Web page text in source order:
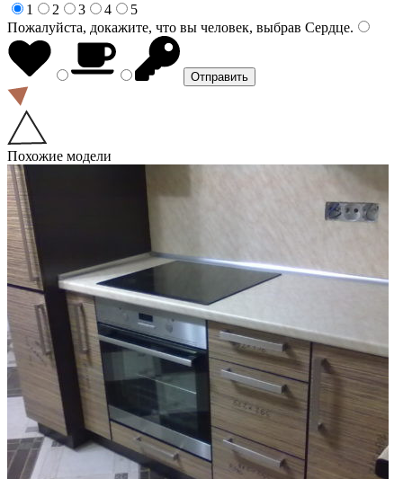
1
2 3 4
5
Пожалуйста, докажите, что вы человек, выбрав Сердце.
Похожие модели